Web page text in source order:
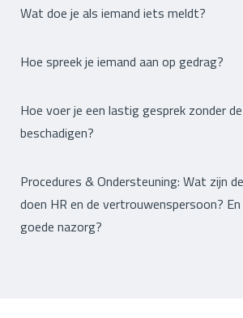
Wat doe je als iemand iets meldt?
Hoe spreek je iemand aan op gedrag?
Hoe voer je een lastig gesprek zonder
beschadigen?
Procedures & Ondersteuning: Wat zijn
doen HR en de vertrouwenspersoon?
goede nazorg?